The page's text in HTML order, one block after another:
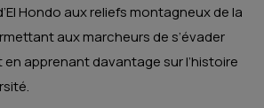
Hondo aux reliefs montagneux de la
aux marcheurs de s’évader
apprenant davantage sur l’histoire